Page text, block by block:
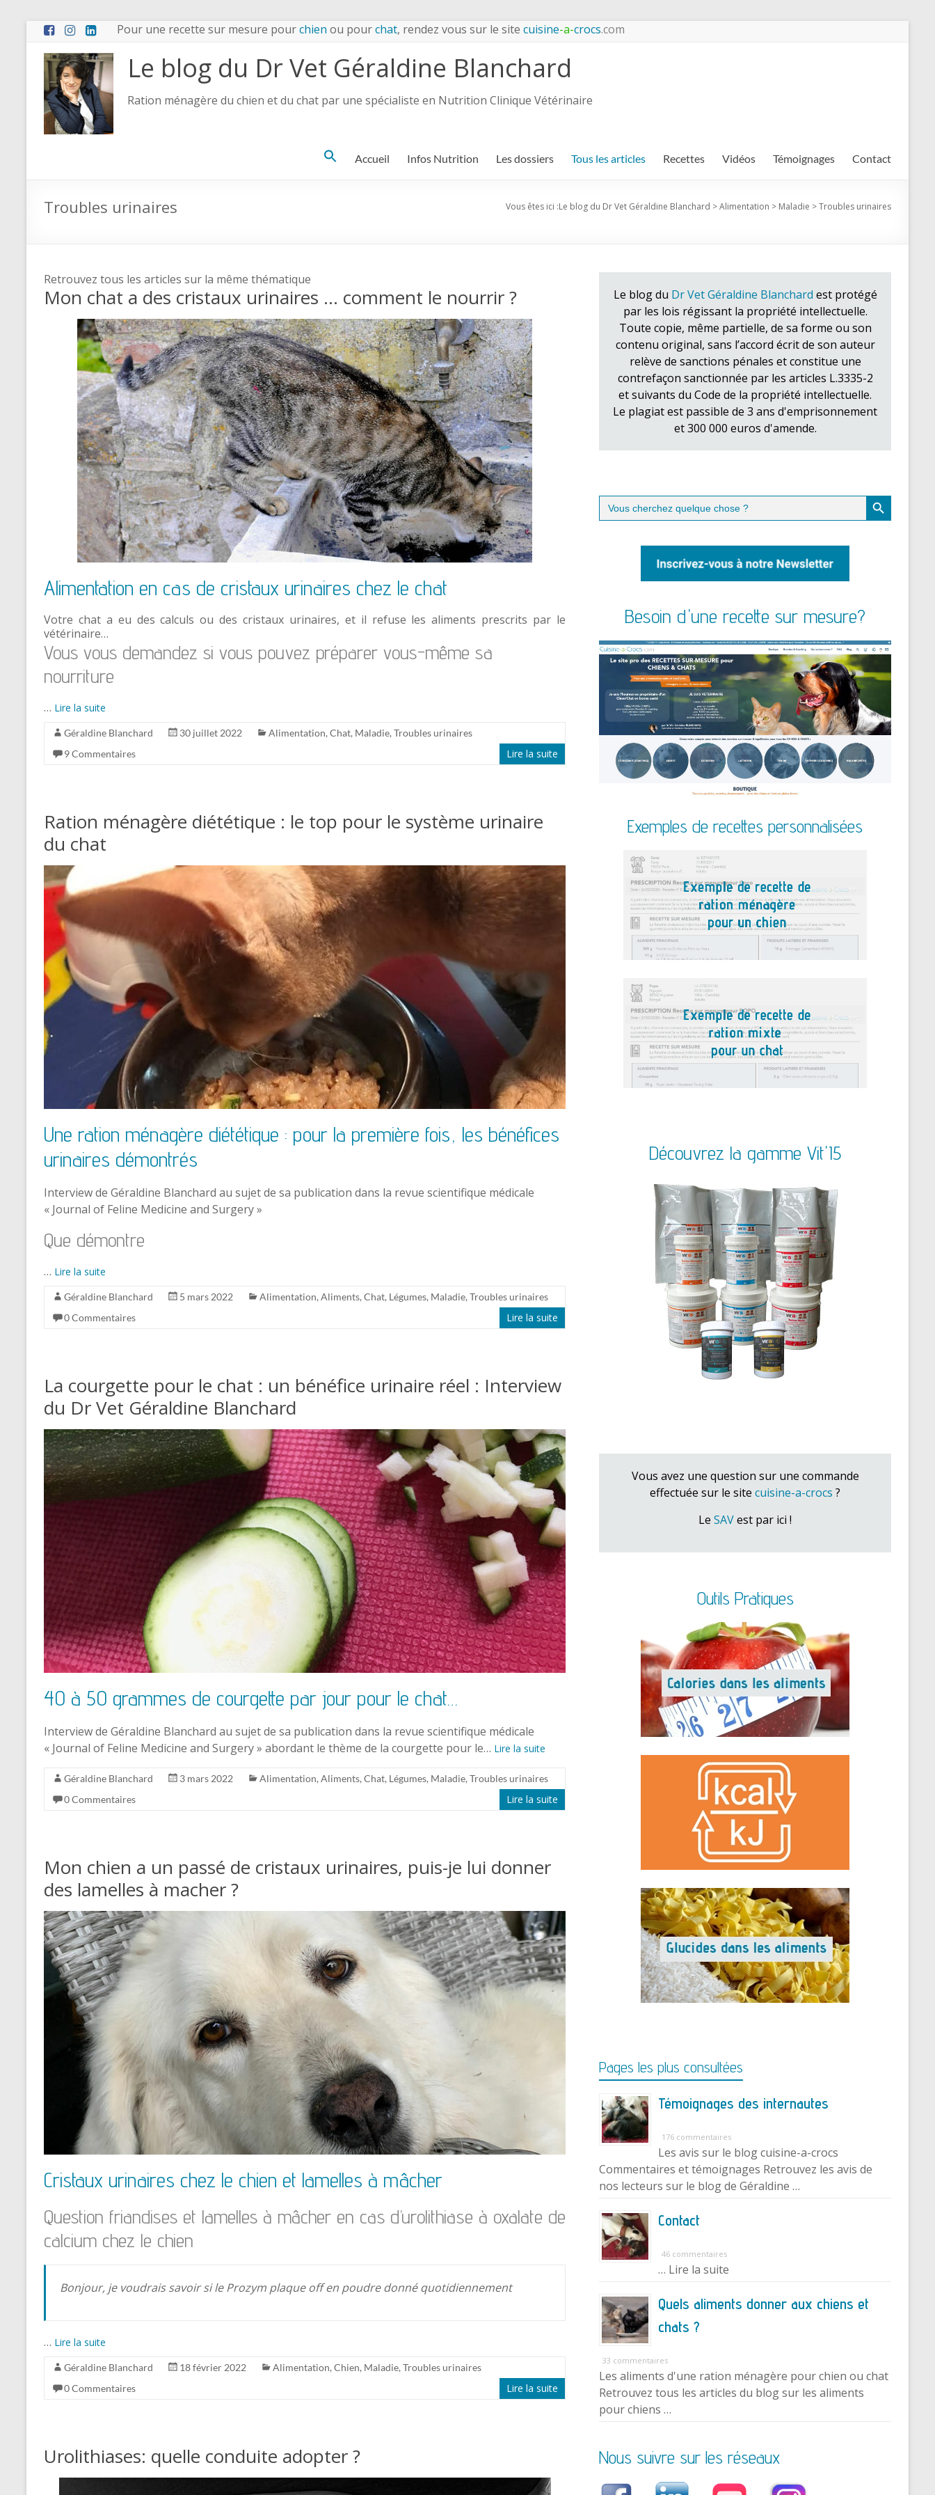
Pour une recette sur mesure pourchien ou pourchat, rendez vous sur le site cuisine-a-crocs.com
Le blog du Dr Vet Géraldine Blanchard
Ration ménagère du chien et du chat par une spécialiste en Nutrition Clinique Vétérinaire
Search Accueil Infos Nutrition Les dossiers Tous les articles Recettes Vidéos Témoignages Contact
Troubles urinaires Vous êtes ici :Le blog du Dr Vet Géraldine Blanchard >Alimentation > Maladie >Troubles urinaires
Retrouvez tous les articles sur la même thématique
Mon chat a des cristaux urinaires … comment le nourrir ?
Alimentation en cas de cristaux urinaires chez le chat
Votre chat a eu des calculs ou des cristaux urinaires, et il refuse les aliments prescrits par le
vétérinaire…
Vous vous demandez si vous pouvez préparer vous-même sa
nourriture
… Lire la suite
Géraldine Blanchard 30 juillet 2022 Alimentation, Chat, Maladie, Troubles urinaires
9 Commentaires
Lire la suite
Ration ménagère diététique : le top pour le système urinaire
du chat
Une ration ménagère diététique : pour la première fois, les bénéfices
urinaires démontrés
Interview de Géraldine Blanchard au sujet de sa publication dans la revue scientifique médicale
« Journal of Feline Medicine and Surgery »
Que démontre
… Lire la suite
Géraldine Blanchard 5 mars 2022 Alimentation, Aliments, Chat, Légumes, Maladie, Troubles urinaires
0 Commentaires
Lire la suite
La courgette pour le chat : un bénéfice urinaire réel : Interview
du Dr Vet Géraldine Blanchard
40 à 50 grammes de courgette par jour pour le chat…
Interview de Géraldine Blanchard au sujet de sa publication dans la revue scientifique médicale
« Journal of Feline Medicine and Surgery » abordant le thème de la courgette pour le… Lire la suite
Géraldine Blanchard 3 mars 2022 Alimentation, Aliments, Chat, Légumes, Maladie, Troubles urinaires
0 Commentaires
Lire la suite
Mon chien a un passé de cristaux urinaires, puis-je lui donner
des lamelles à macher ?
Cristaux urinaires chez le chien et lamelles à mâcher
Question friandises et lamelles à mâcher en cas d’urolithiase à oxalate de
calcium chez le chien
Bonjour, je voudrais savoir si le Prozym plaque off en poudre donné quotidiennement
… Lire la suite
Géraldine Blanchard 18 février 2022 Alimentation, Chien, Maladie, Troubles urinaires
0 Commentaires
Lire la suite
Urolithiases: quelle conduite adopter ?
Le blog du Dr Vet Géraldine Blanchard est protégé
par les lois régissant la propriété intellectuelle.
Toute copie, même partielle, de sa forme ou son
contenu original, sans l’accord écrit de son auteur
relève de sanctions pénales et constitue une
contrefaçon sanctionnée par les articles L.3335-2
et suivants du Code de la propriété intellectuelle.
Le plagiat est passible de 3 ans d'emprisonnement
et 300 000 euros d'amende.
Search
for:
Search Button
Besoin d'une recette sur mesure?
Exemples de recettes personnalisées
Découvrez la gamme Vit'I5
Vous avez une question sur une commande
effectuée sur le site cuisine-a-crocs ?
Le SAVest par ici !
Outils Pratiques
Pages les plus consultées
Témoignages des internautes
176 commentaires
Les avis sur le blog cuisine-a-crocs
Commentaires et témoignages Retrouvez les avis de
nos lecteurs sur le blog de Géraldine …
Contact
46 commentaires
… Lire la suite
Quels aliments donner aux chiens et
chats ?
33 commentaires
Les aliments d'une ration ménagère pour chien ou chat
Retrouvez tous les articles du blog sur les aliments
pour chiens …
Nous suivre sur les réseaux